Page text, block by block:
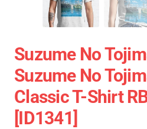
Suzume No
Suzume No
Classic T-Shirt
[ID1341]